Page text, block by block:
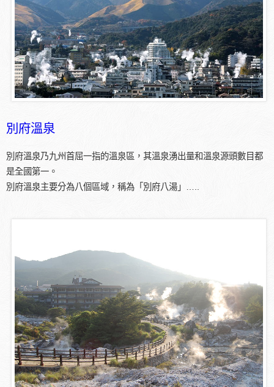
別府溫泉
別府溫泉乃九州首屈一指的溫泉區，其溫泉湧出量和溫泉源頭數目都
是全國第一。
別府溫泉主要分為八個區域，稱為「別府八湯」…..